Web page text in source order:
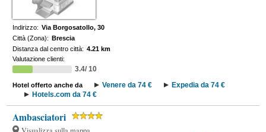
Indirizzo: Via Borgosatollo, 30
Città (Zona): Brescia
Distanza dal centro città: 4.21 km
Valutazione clienti:
3.4/ 10
Hotel offerto anche da Venere da 74 €
Expedia da 74 €
Hotels.com da 74 €
Ambasciatori